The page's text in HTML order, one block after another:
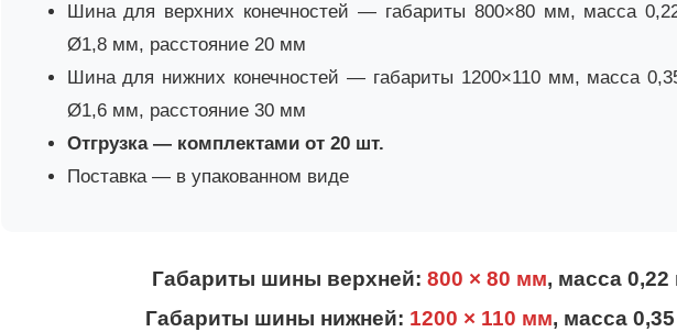
Шина для верхних конечностей — габариты 800×80 мм, масса
Ø1,8 мм, расстояние 20 мм
Шина для нижних конечностей — габариты 1200×110 мм, масса
Ø1,6 мм, расстояние 30 мм
Отгрузка — комплектами от 20 шт.
Поставка — в упакованном виде
Габариты шины верхней: 800 × 80 мм, масса 0,22
Габариты шины нижней: 1200 × 110 мм, масса 0,35